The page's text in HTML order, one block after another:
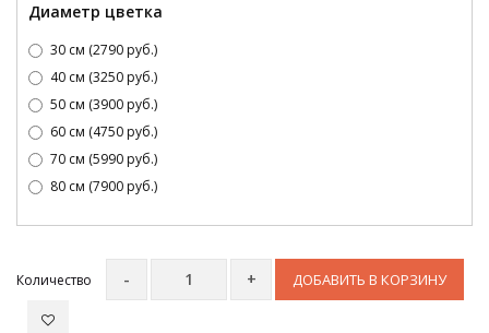
Диаметр цветка
30 см (2790 руб.)
40 см (3250 руб.)
50 см (3900 руб.)
60 см (4750 руб.)
70 см (5990 руб.)
80 см (7900 руб.)
Количество ДОБАВИТЬ В КОРЗИНУ